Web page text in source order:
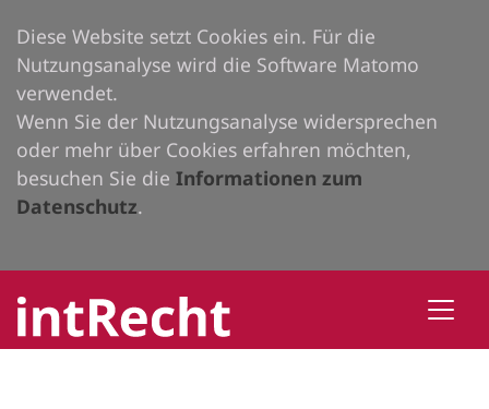
Diese Website setzt Cookies ein. Für die
Nutzungsanalyse wird die Software Matomo
verwendet.
Wenn Sie der Nutzungsanalyse widersprechen
oder mehr über Cookies erfahren möchten,
besuchen Sie die Informationen zum
Datenschutz.